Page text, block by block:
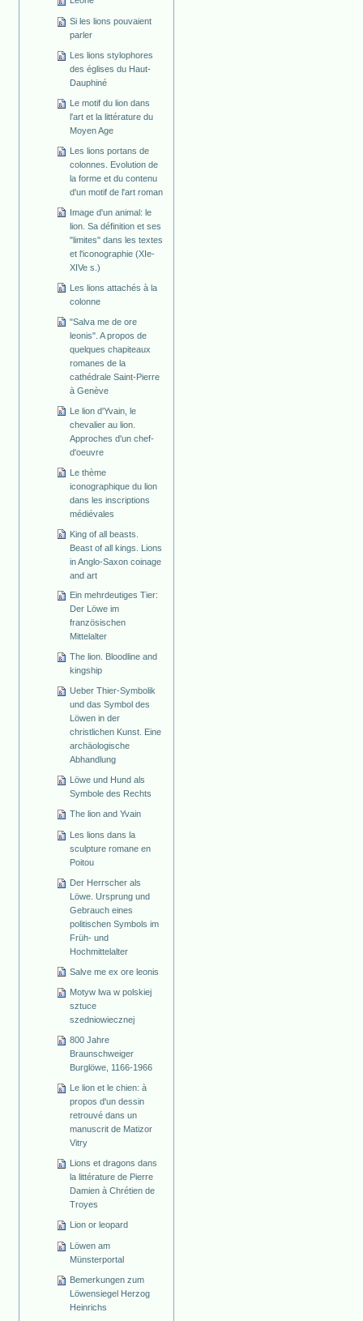
Si les lions pouvaient
parler
Les lions stylophores
des églises du Haut-
Dauphiné
Le motif du lion dans
l'art et la littérature du
Moyen Age
Les lions portans de
colonnes. Evolution de
la forme et du contenu
d'un motif de l'art roman
Image d'un animal: le
lion. Sa définition et ses
"limites" dans les textes
et l'iconographie (XIe-
XIVe s.)
Les lions attachés à la
colonne
"Salva me de ore
leonis". A propos de
quelques chapiteaux
romanes de la
cathédrale Saint-Pierre
à Genève
Le lion d'Yvain, le
chevalier au lion.
Approches d'un chef-
d'oeuvre
Le thème
iconographique du lion
dans les inscriptions
médiévales
King of all beasts.
Beast of all kings. Lions
in Anglo-Saxon coinage
and art
Ein mehrdeutiges Tier:
Der Löwe im
französischen
Mittelalter
The lion. Bloodline and
kingship
Ueber Thier-Symbolik
und das Symbol des
Löwen in der
christlichen Kunst. Eine
archäologische
Abhandlung
Löwe und Hund als
Symbole des Rechts
The lion and Yvain
Les lions dans la
sculpture romane en
Poitou
Der Herrscher als
Löwe. Ursprung und
Gebrauch eines
politischen Symbols im
Früh- und
Hochmittelalter
Salve me ex ore leonis
Motyw lwa w polskiej
sztuce
szedniowiecznej
800 Jahre
Braunschweiger
Burglöwe, 1166-1966
Le lion et le chien: à
propos d'un dessin
retrouvé dans un
manuscrit de Matizor
Vitry
Lions et dragons dans
la littérature de Pierre
Damien à Chrétien de
Troyes
Lion or leopard
Löwen am
Münsterportal
Bemerkungen zum
Löwensiegel Herzog
Heinrichs